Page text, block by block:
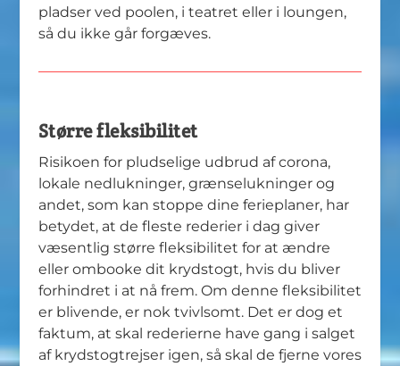
pladser ved poolen, i teatret eller i loungen,
så du ikke går forgæves.
Større fleksibilitet
Risikoen for pludselige udbrud af corona,
lokale nedlukninger, grænselukninger og
andet, som kan stoppe dine ferieplaner, har
betydet, at de fleste rederier i dag giver
væsentlig større fleksibilitet for at ændre
eller ombooke dit krydstogt, hvis du bliver
forhindret i at nå frem. Om denne fleksibilitet
er blivende, er nok tvivlsomt. Det er dog et
faktum, at skal rederierne have gang i salget
af krydstogtrejser igen, så skal de fjerne vores